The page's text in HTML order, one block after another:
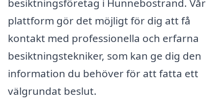
besiktningsföretag i Hunnebostrand. Vår
plattform gör det möjligt för dig att få
kontakt med professionella och erfarna
besiktningstekniker, som kan ge dig den
information du behöver för att fatta ett
välgrundat beslut.